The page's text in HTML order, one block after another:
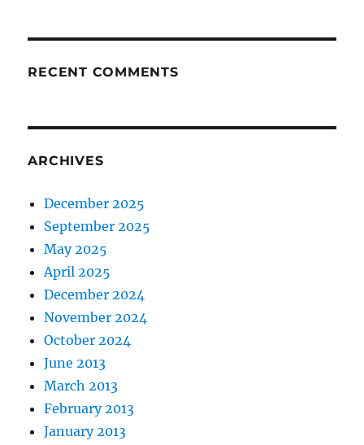
RECENT COMMENTS
ARCHIVES
December 2025
September 2025
May 2025
April 2025
December 2024
November 2024
October 2024
June 2013
March 2013
February 2013
January 2013